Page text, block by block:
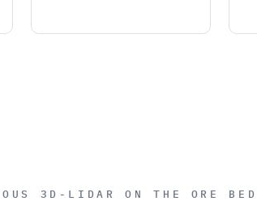
3D-LIDAR ON THE ORE BED